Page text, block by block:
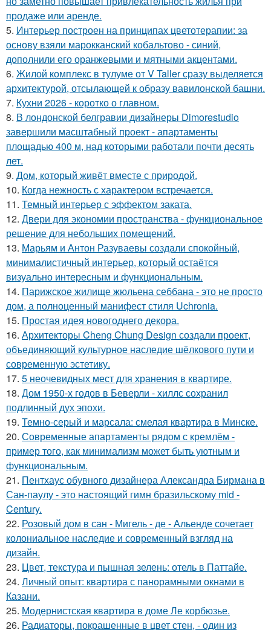
продаже или аренде.
5. Интерьер построен на принципах цветотерапии: за
основу взяли марокканский кобальтово - синий,
дополнили его оранжевыми и мятными акцентами.
6. Жилой комплекс в тулуме от V Taller сразу выделяется
архитектурой, отсылающей к образу вавилонской башни.
7. Кухни 2026 - коротко о главном.
8. В лондонской белгравии дизайнеры Dimorestudio
завершили масштабный проект - апартаменты
площадью 400 м, над которыми работали почти десять
лет.
9. Дом, который живёт вместе с природой.
10. Когда нежность с характером встречается.
11. Темный интерьер с эффектом заката.
12. Двери для экономии пространства - функциональное
решение для небольших помещений.
13. Марьям и Антон Разуваевы создали спокойный,
минималистичный интерьер, который остаётся
визуально интересным и функциональным.
14. Парижское жилище жюльена себбана - это не просто
дом, а полноценный манифест стиля Uchronia.
15. Простая идея новогоднего декора.
16. Архитекторы Cheng Chung Design создали проект,
объединяющий культурное наследие шёлкового пути и
современную эстетику.
17. 5 неочевидных мест для хранения в квартире.
18. Дом 1950-х годов в Беверли - хиллс сохранил
подлинный дух эпохи.
19. Темно-серый и марсала: смелая квартира в Минске.
20. Современные апартаменты рядом с кремлём -
пример того, как минимализм может быть уютным и
функциональным.
21. Пентхаус обувного дизайнера Александра Бирмана в
Сан-паулу - это настоящий гимн бразильскому mid -
Century.
22. Розовый дом в сан - Мигель - де - Альенде сочетает
колониальное наследие и современный взгляд на
дизайн.
23. Цвет, текстура и пышная зелень: отель в Паттайе.
24. Личный опыт: квартира с панорамными окнами в
Казани.
25. Модернистская квартира в доме Ле корбюзье.
26. Радиаторы, покрашенные в цвет стен, - один из